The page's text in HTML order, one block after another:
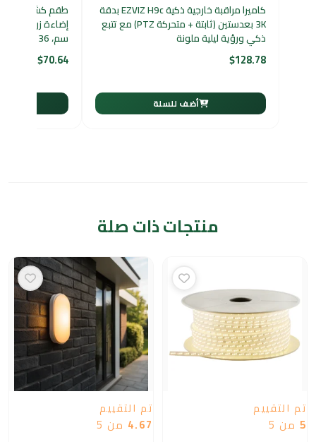
كاميرا مراقبة خارجية ذكية EZVIZ H9c بدقة
3K بعدستين (ثابتة + متحركة PTZ) مع تتبع
ذكي ورؤية ليلية ملونة
$128.78
أضف للسلة
طقم كشافات
سم، 36 واط
$70.64
منتجات ذات صلة
تم التقييم
5 من 5
تم التقييم
4.67 من 5